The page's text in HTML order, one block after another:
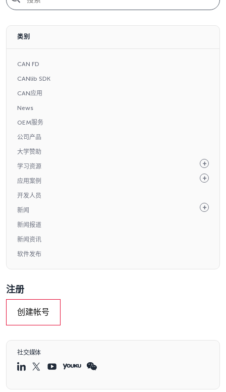
类别
CAN FD
CANlib SDK
CAN应用
News
OEM服务
公司产品
大学赞助
学习资源
应用案例
开发人员
新闻
新闻报道
新闻资讯
软件发布
注册
创建帐号
社交媒体